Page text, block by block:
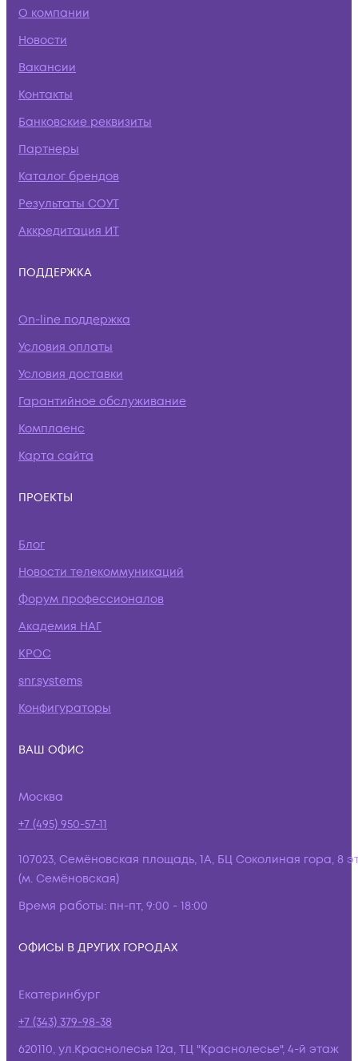
О компании
Новости
Вакансии
Контакты
Банковские реквизиты
Партнеры
Каталог брендов
Результаты СОУТ
Аккредитация ИТ
ПОДДЕРЖКА
On-line поддержка
Условия оплаты
Условия доставки
Гарантийное обслуживание
Комплаенс
Карта сайта
ПРОЕКТЫ
Блог
Новости телекоммуникаций
Форум профессионалов
Академия НАГ
КРОС
snr.systems
Конфигураторы
ВАШ ОФИС
Москва
+7 (495) 950-57-11
107023, Семёновская площадь, 1А, БЦ Соколиная гора, 8
(м. Семёновская)
Время работы: пн-пт, 9:00 - 18:00
ОФИСЫ В ДРУГИХ ГОРОДАХ
Екатеринбург
+7 (343) 379-98-38
620110, ул.Краснолесья 12а, ТЦ "Краснолесье", 4-й этаж